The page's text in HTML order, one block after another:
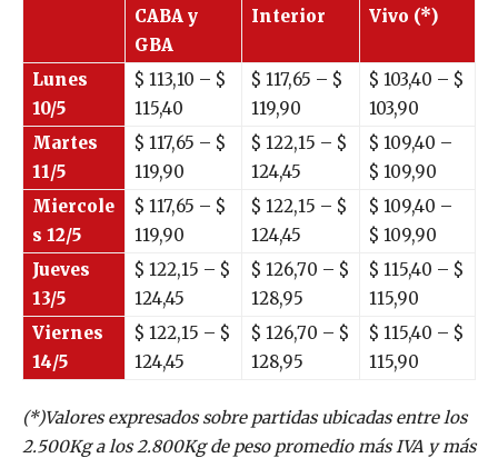
CABA y
GBA
Interior
Vivo (*)
Lunes
10/5
$ 113,10 – $
115,40
$ 117,65 – $
119,90
$ 103,40 – $
103,90
Martes
11/5
$ 117,65 – $
119,90
$ 122,15 – $
124,45
$ 109,40 –
$ 109,90
Miercole
s 12/5
$ 117,65 – $
119,90
$ 122,15 – $
124,45
$ 109,40 –
$ 109,90
Jueves
13/5
$ 122,15 – $
124,45
$ 126,70 – $
128,95
$ 115,40 – $
115,90
Viernes
14/5
$ 122,15 – $
124,45
$ 126,70 – $
128,95
$ 115,40 – $
115,90
(*)Valores expresados sobre partidas ubicadas entre los
2.500Kg a los 2.800Kg de peso promedio más IVA y más